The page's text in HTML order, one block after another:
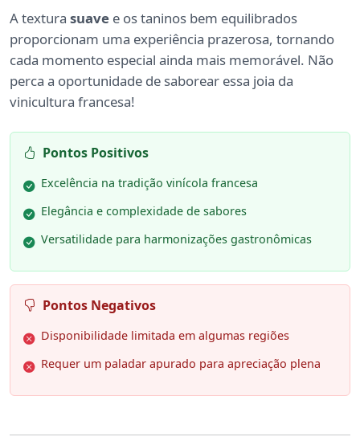
A textura suave e os taninos bem equilibrados
proporcionam uma experiência prazerosa, tornando
cada momento especial ainda mais memorável. Não
perca a oportunidade de saborear essa joia da
vinicultura francesa!
Pontos Positivos
Excelência na tradição vinícola francesa
Elegância e complexidade de sabores
Versatilidade para harmonizações gastronômicas
Pontos Negativos
Disponibilidade limitada em algumas regiões
Requer um paladar apurado para apreciação plena